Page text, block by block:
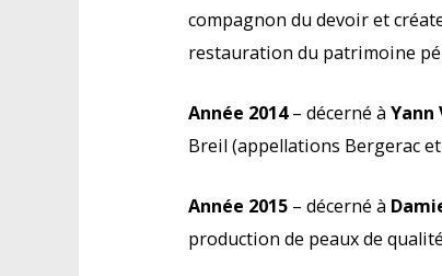
compagnon du devoir et
restauration du patrimoine
Année 2014– décerné à Yann
Breil (appellations Bergerac
Année 2015 – décerné à
production de peaux de